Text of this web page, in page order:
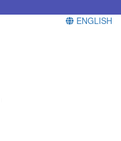
ENGLISH